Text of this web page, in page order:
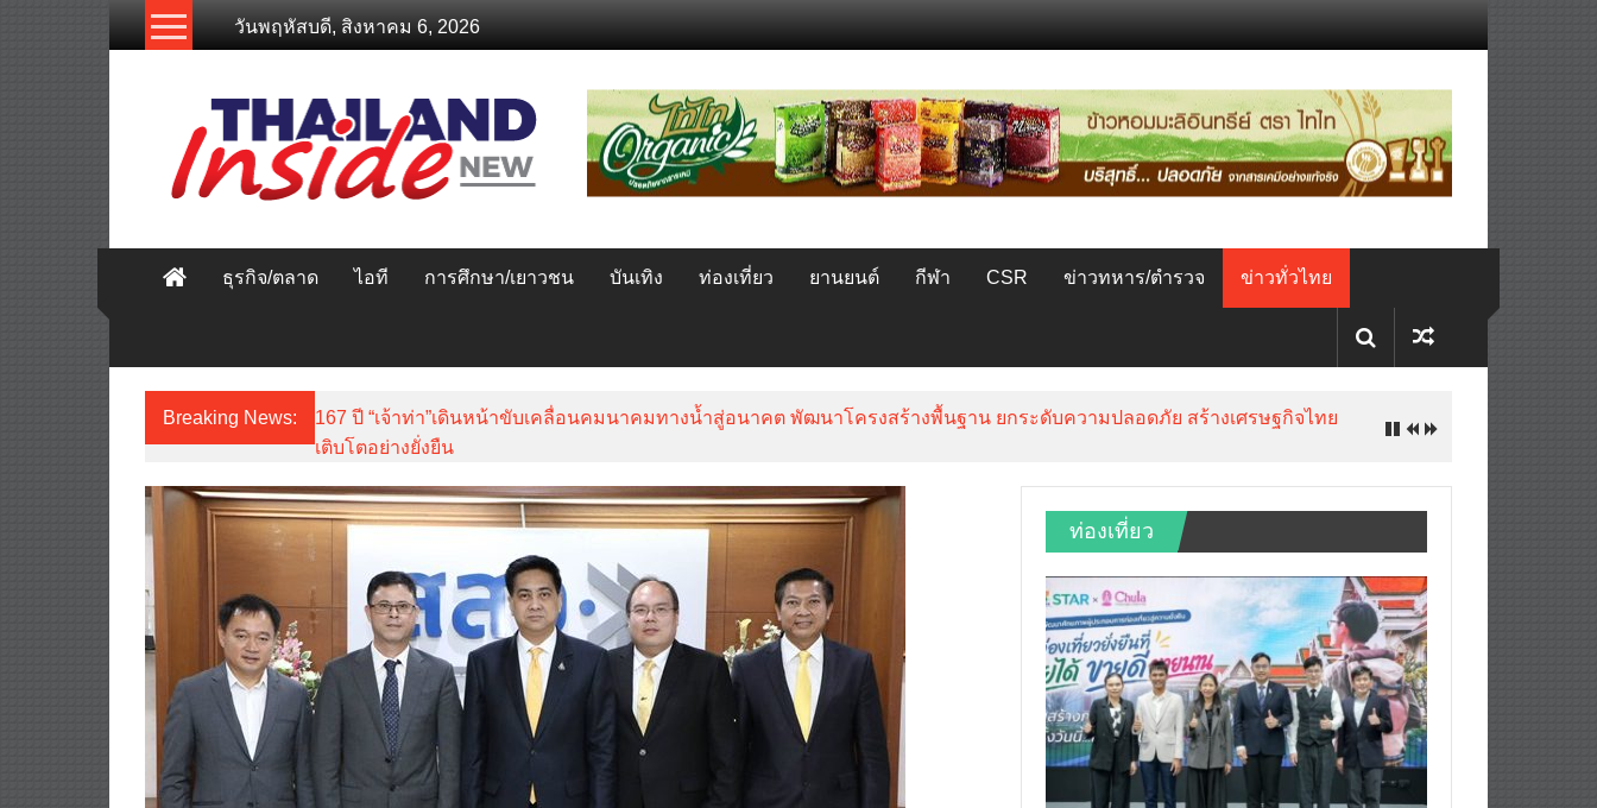
วันพฤหัสบดี, สิงหาคม 6, 2026
thailandinsidenew.com
Thailand
Inside
New
ธุรกิจ/ตลาด ไอที การศึกษา/เยาวชน บันเทิง ท่องเที่ยว ยานยนต์ กีฬา CSR ข่าวทหาร/ตำรวจ ข่าวทั่วไทย
Breaking News:
167 ปี “เจ้าท่า”เดินหน้าขับเคลื่อนคมนาคมทางน้ำสู่อนาคต พัฒนาโครงสร้างพื้นฐาน ยกระดับความปลอดภัย สร้างเศรษฐกิจไทย
เติบโตอย่างยั่งยืน
ท่องเที่ยว